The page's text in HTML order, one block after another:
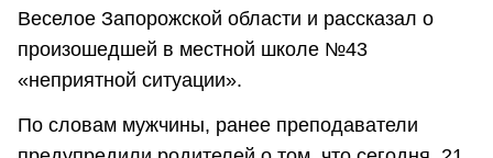
Веселое Запорожской области и рассказал о
произошедшей в местной школе №43
«неприятной ситуации».
По словам мужчины, ранее преподаватели